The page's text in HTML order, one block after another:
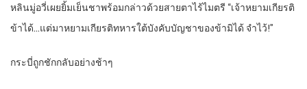
หลินมู่อวี่เผยยิ้มเย็นชาพร้อมกล่าวด้วยสายตาไร้ไมตรี “เจ้าหยามเกียรติ
ข้าได้…แต่มาหยามเกียรติทหารใต้บังคับบัญชาของข้ามิได้ จำไว้!”
กระบี่ถูกชักกลับอย่างช้าๆ